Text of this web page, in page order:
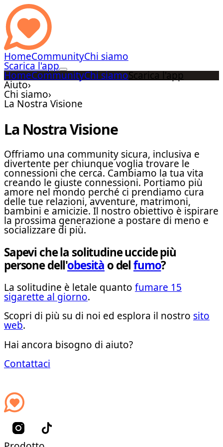
HomeCommunityChi siamo
Scarica l'app
HomeCommunityChi siamoScarica l'app
Aiuto›
Chi siamo›
La Nostra Visione
La Nostra Visione
Offriamo una community sicura, inclusiva e
divertente per chiunque voglia trovare le
connessioni che cerca. Cambiamo la tua vita
creando le giuste connessioni. Portiamo più
amore nel mondo perché ci prendiamo cura
delle tue relazioni, avventure, matrimoni,
bambini e amicizie. Il nostro obiettivo è ispirare
la prossima generazione a postare di meno e
socializzare di più.
Sapevi che la solitudine uccide più
persone dell'obesità o delfumo?
La solitudine è letale quanto fumare 15
sigarette al giorno.
Scopri di più su di noi ed esplora il nostro sito
web.
Hai ancora bisogno di aiuto?
Contattaci